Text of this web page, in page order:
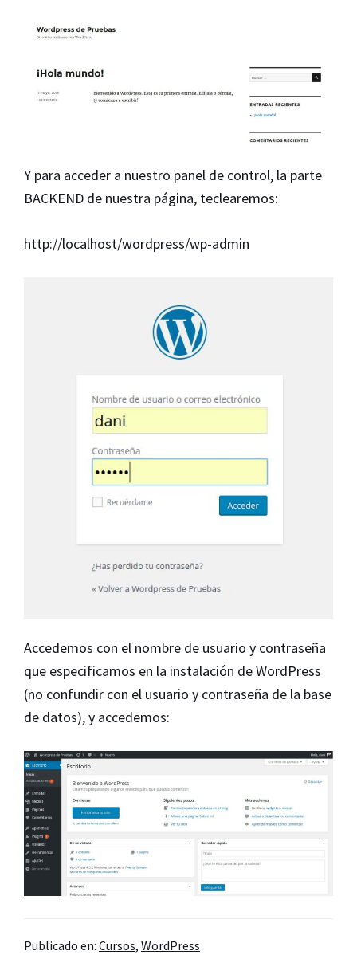
Y para acceder a nuestro panel de control, la parte
BACKEND de nuestra página, teclearemos:
http://localhost/wordpress/wp-admin
Accedemos con el nombre de usuario y contraseña
que especificamos en la instalación de WordPress
(no confundir con el usuario y contraseña de la base
de datos), y accedemos:
Publicado en: Cursos, WordPress